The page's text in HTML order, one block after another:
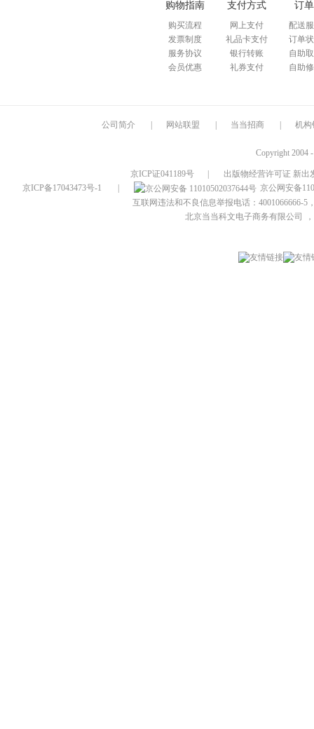
购物指南
购买流程
发票制度
服务协议
会员优惠
支付方式
网上支付
礼品卡支付
银行转账
礼券支付
订
配送
订单
自助
自助
公司简介 网站联盟 当当招商 机构
Copyright 2004
京ICP证041189号
出版物经营许可证 新出
京ICP备17043473号-1
京公网安备
互联网违法和不良信息举报电话：4001066666-5
北京当当科文电子商务有限公司